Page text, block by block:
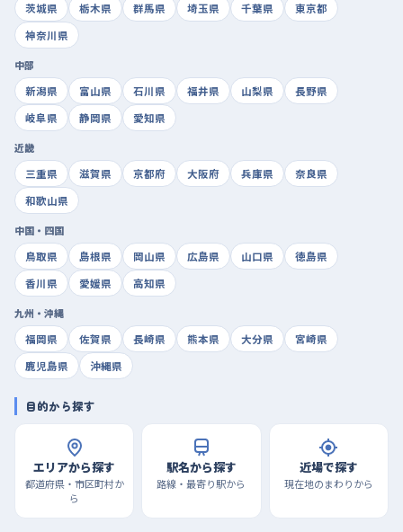
茨城県
栃木県 群馬県 埼玉県 千葉県
東京都
神奈川県
中部
新潟県
富山県 石川県 福井県 山梨県
長野県
岐阜県
静岡県 愛知県
近畿
三重県
滋賀県 京都府 大阪府 兵庫県
奈良県
和歌山県
中国・四国
鳥取県
島根県 岡山県 広島県 山口県
徳島県
香川県
愛媛県 高知県
九州・沖縄
福岡県
佐賀県 長崎県 熊本県 大分県
宮崎県
鹿児島県
沖縄県
目的から探す
エリアから探す
都道府県・市区町村か
ら
駅名から探す
路線・最寄り駅から
近場で探す
現在地のまわりから